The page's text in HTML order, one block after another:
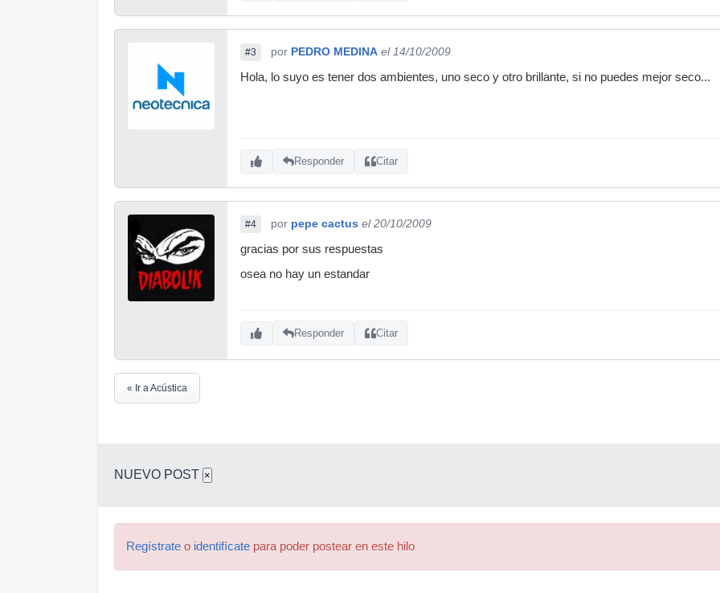
#3 por PEDRO MEDINA el 14/10/2009
Hola, lo suyo es tener dos ambientes, uno seco y otro brillante, si no puedes mejor seco...
Responder Citar
#4 por pepe cactus el 20/10/2009
gracias por sus respuestas
osea no hay un estandar
Responder Citar
« Ir a Acústica
NUEVO POST ×
Regístrate o identifícate para poder postear en este hilo